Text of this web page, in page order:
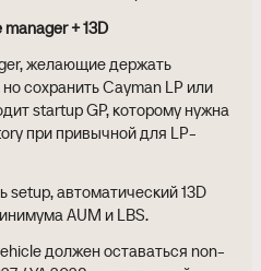
+ 13D
желающие держать
сохранить Cayman LP или
startup GP, которому нужна
при привычной для LP-
автоматический 13D
AUM и LBS.
должен оставаться non-